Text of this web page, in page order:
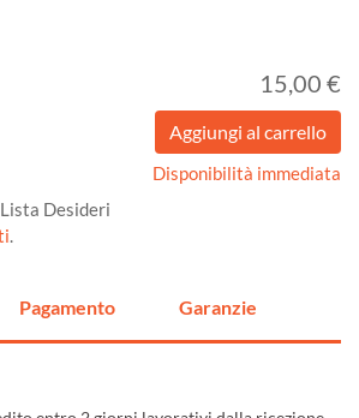
15,00 €
Disponibilità immediata
Desideri
.
Pagamento Garanzie